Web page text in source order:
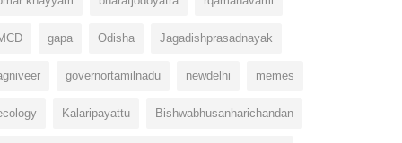
gapa Odisha Jagadishprasadnayak
governortamilnadu newdelhi memes
Kalaripayattu Bishwabhusanharichandan